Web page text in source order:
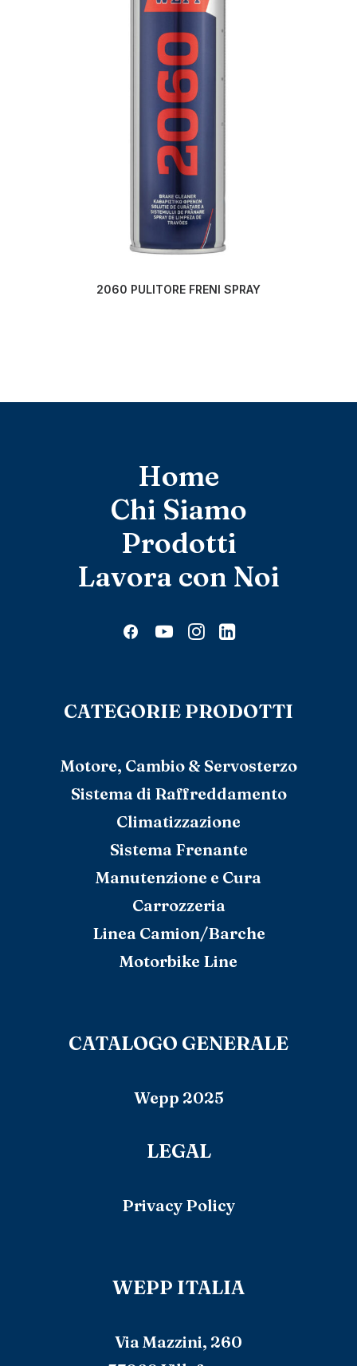
LEGGI TUTTO
2060 PULITORE FRENI SPRAY
Home
Chi Siamo
Prodotti
Lavora con Noi
CATEGORIE PRODOTTI
Motore, Cambio & Servosterzo
Sistema di Raffreddamento
Climatizzazione
Sistema Frenante
Manutenzione e Cura
Carrozzeria
Linea Camion/Barche
Motorbike Line
CATALOGO GENERALE
Wepp 2025
LEGAL
Privacy Policy
WEPP ITALIA
Via Mazzini, 260